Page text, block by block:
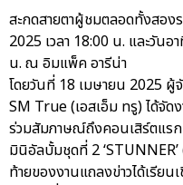
สะกดสายตาผู้ชมตลอดทั้งสอง
2025 เวลา 18:00 น. และวัน
น. ณ อิมแพ็ค อารีน่า
โดยวันที่ 18 เมษายน 2025 ผู้
SM True (เอสเอ็ม ทรู) ได้จัด
ร่วมสัมภาษณ์ถึงคอนเสิร์ตแร
มินิอัลบั้มชุดที่ 2
ท้ายของงานแถลงข่าวได้เรี